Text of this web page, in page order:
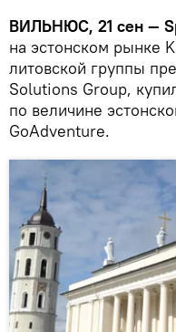
ВИЛЬНЮС, 21 сен —
на эстонском рынке
литовской группы
Solutions Group,
по величине
GoAdventure.